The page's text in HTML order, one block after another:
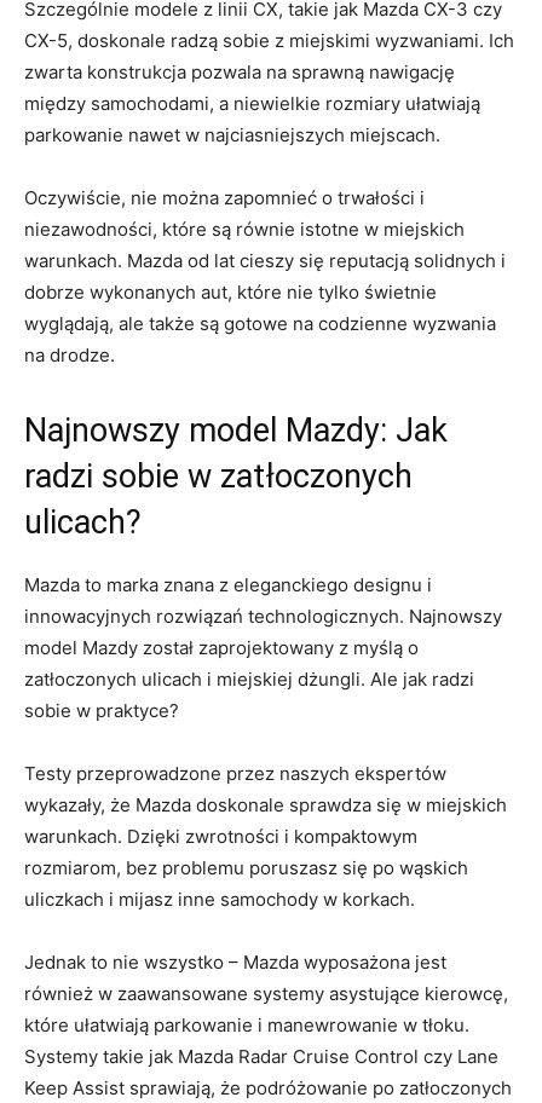
Szczególnie modele⁣ z linii CX, takie jak ‌Mazda‌ CX-3 czy​
CX-5, doskonale radzą sobie⁣ z miejskimi wyzwaniami. Ich
⁢zwarta ‌konstrukcja pozwala na sprawną nawigację
między samochodami, a niewielkie rozmiary ułatwiają
parkowanie​ nawet w najciasniejszych ⁤miejscach.
Oczywiście, nie można zapomnieć o‌ trwałości⁤ i
niezawodności, które‍ są równie istotne w miejskich
warunkach. Mazda od ⁤lat cieszy się reputacją ⁤solidnych⁤ i
dobrze wykonanych ​aut, które⁤ nie tylko świetnie
wyglądają,​ ale także są gotowe na codzienne wyzwania
na drodze.
Najnowszy⁤ model Mazdy: Jak
radzi sobie w ‌zatłoczonych
ulicach?
Mazda to marka znana z eleganckiego‍ designu ​i
⁢innowacyjnych ‌rozwiązań ​technologicznych. Najnowszy‌
model Mazdy ⁣został zaprojektowany z ⁣myślą‌ o
⁤zatłoczonych​ ulicach i miejskiej dżungli.⁤ Ale ‌jak‍ radzi ​
sobie w praktyce?
Testy przeprowadzone przez‍ naszych ekspertów
wykazały, że Mazda doskonale⁣ sprawdza ⁤się w ‍miejskich
warunkach. Dzięki zwrotności i kompaktowym
rozmiarom,⁤ bez problemu poruszasz się ⁢po ‍wąskich
uliczkach i ⁣mijasz inne samochody w ​korkach.
Jednak​ to ‌nie ‍wszystko – ‌Mazda ⁤wyposażona jest
również ⁢w zaawansowane systemy asystujące kierowcę,
które ułatwiają parkowanie i manewrowanie​ w tłoku. ​
Systemy takie jak Mazda Radar Cruise Control czy ​Lane
⁣Keep Assist sprawiają,⁣ że‌ podróżowanie po zatłoczonych